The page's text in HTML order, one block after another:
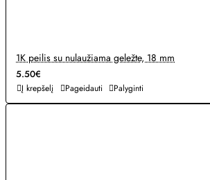
1K peilis su nulaužiama geležte, 18 mm
5.50€
Į krepšelį Pageidauti Palyginti